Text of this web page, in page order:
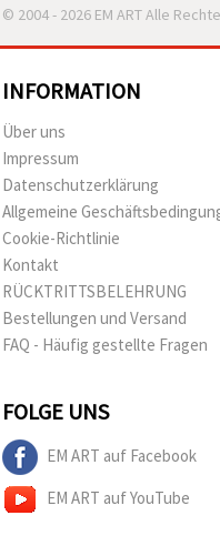
© 2004 - 2026 EM ART Alle
INFORMATION
Über uns
Impressum
Datenschutzerklärung
Allgemeine
Cookie-Richtlinie
Kontakt
RÜCKTRITTSBELEHRUNG
Bestellungen und Versand
FAQ - Häufig gestellte Fragen
FOLGE UNS
EM ART auf Facebook
EM ART auf YouTube